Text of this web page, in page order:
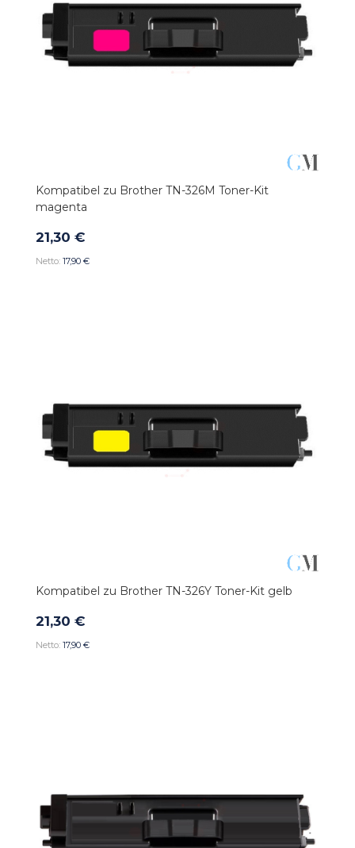
Kompatibel zu Brother TN-326M Toner-Kit
magenta
21,30 €
17,90 €
Kompatibel zu Brother TN-326Y Toner-Kit gelb
21,30 €
17,90 €